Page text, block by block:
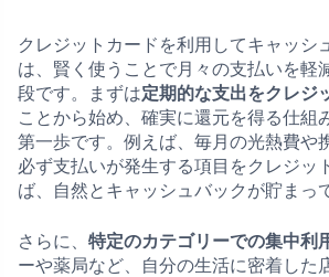
クレジットカードを利用してキャッシ
は、賢く使うことで月々の支払いを軽
段です。まずは定期的な支出をクレジ
ことから始め、確実に還元を得る仕組
第一歩です。例えば、毎月の光熱費や
必ず支払いが発生する項目をクレジッ
ば、自然とキャッシュバックが貯まっ
さらに、 特定のカテゴリーでの集中利
ーや薬局など、自分の生活に密着した